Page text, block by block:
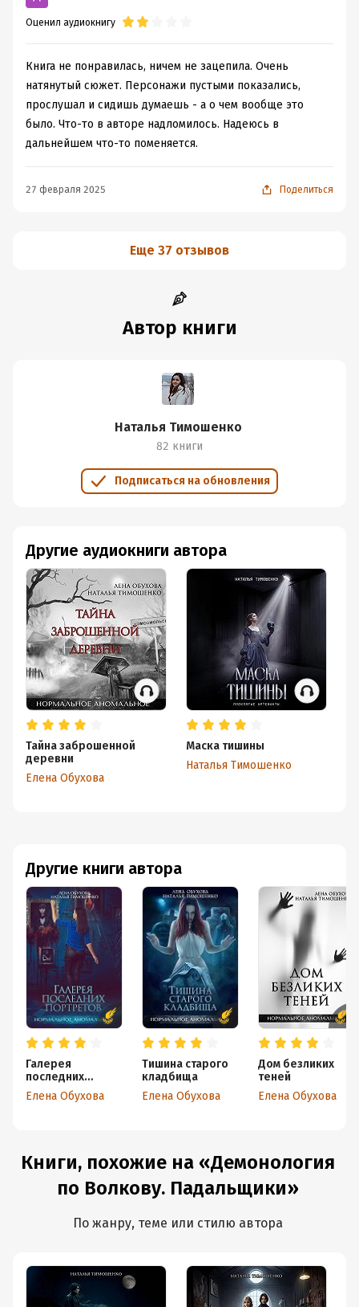
Оценил аудиокнигу
Книга не понравилась, ничем не зацепила. Очень
натянутый сюжет. Персонажи пустыми показались,
прослушал и сидишь думаешь - а о чем вообще это
было. Что-то в авторе надломилось. Надеюсь в
дальнейшем что-то поменяется.
27 февраля 2025 Поделиться
Еще 37 отзывов
Автор книги
Наталья Тимошенко
82 книги
Подписаться на обновления
Другие книги автора
Галерея
последних
портретов
Елена Обухова
Тишина старого
кладбища
Елена Обухова
Дом безликих
теней
Елена Обухова
Другие аудиокниги автора
Тайна заброшенной
деревни
Елена Обухова
Маска тишины
Наталья Тимошенко
Книги, похожие на «Демонология
по Волкову. Падальщики»
По жанру, теме или стилю автора